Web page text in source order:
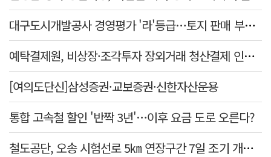
대구도시개발공사 경영평가 '라'등급…토지 판매 부진에 1년 만에 두 단계 '뚝'
예탁결제원, 비상장·조각투자 장외거래 청산결제 인프라 구축 착수…연내 가동
[여의도단신]삼성증권·교보증권·신한자산운용
통합 고속철 할인 '반짝 3년'…이후 요금 도로 오른다?
철도공단, 오송 시험선로 5㎞ 연장구간 7일 조기 개통…LA 메트로 사업 지원